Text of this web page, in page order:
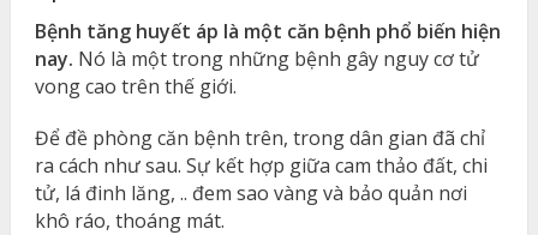
Bệnh tăng huyết áp là một căn bệnh phổ biến hiện
nay. Nó là một trong những bệnh gây nguy cơ tử
vong cao trên thế giới.
Để đề phòng căn bệnh trên, trong dân gian đã chỉ
ra cách như sau. Sự kết hợp giữa cam thảo đất, chi
tử, lá đinh lăng, .. đem sao vàng và bảo quản nơi
khô ráo, thoáng mát.